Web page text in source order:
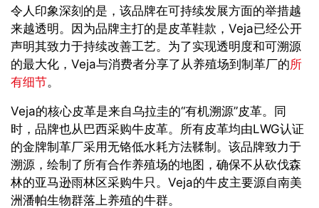
令人印象深刻的是，该品牌在可持续发展方面的举措越
来越透明。因为品牌主打的是皮革鞋款，Veja已经公开
声明其致力于持续改善工艺。为了实现透明度和可溯源
的最大化，Veja与消费者分享了从养殖场到制革厂的所
有细节。
Veja的核心皮革是来自乌拉圭的“有机溯源”皮革。同
时，品牌也从巴西采购牛皮革。所有皮革均由LWG认证
的金牌制革厂采用无铬低水耗方法鞣制。该品牌致力于
溯源，绘制了所有合作养殖场的地图，确保不从砍伐森
林的亚马逊雨林区采购牛只。Veja的牛皮主要源自南美
洲潘帕生物群落上养殖的牛群。